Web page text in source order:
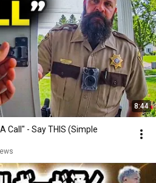
8:44
Call" - Say THIS (Simple